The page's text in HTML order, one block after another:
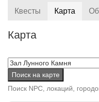
Квесты Карта
Карта
Поиск на карте
Поиск NPC, локаций,